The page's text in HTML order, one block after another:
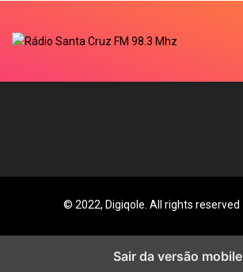
© 2022, Digiqole. All rights reserved
Sair da versão mobile